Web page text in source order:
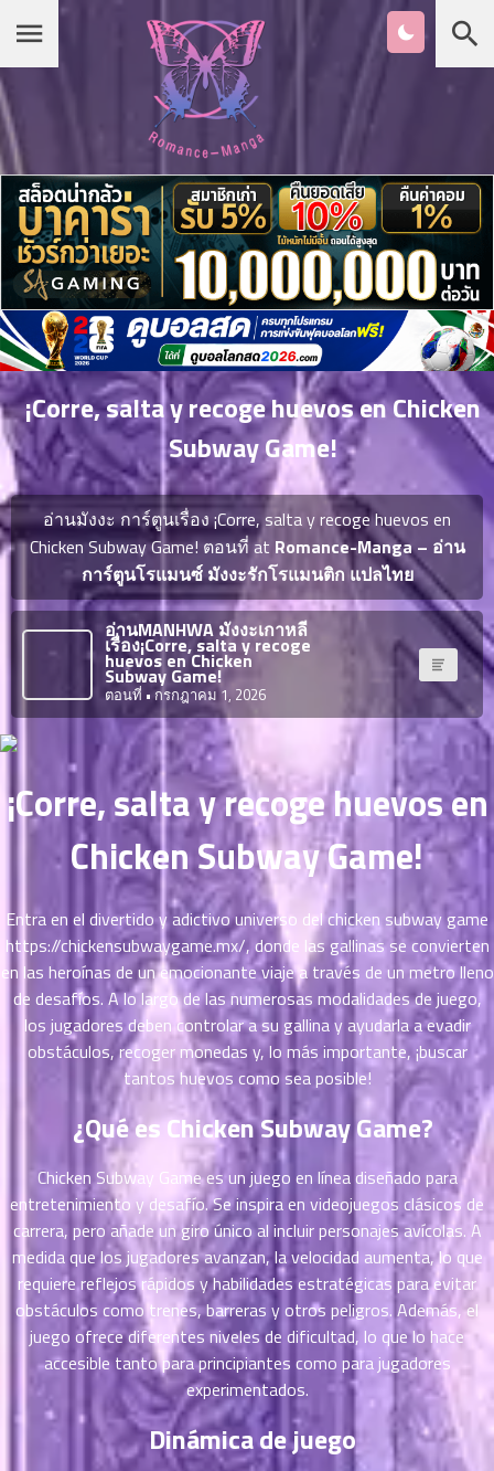
หมวดมังงะ
เกาหลี
รายชื่อมังงะ Romance
จีน
ญี่ปุ่น
จบแล้ว
มังงะ NTR
อ่านมังงะ
¡Corre, salta y recoge huevos en Chicken
Subway Game!
อ่านมังงะ การ์ตูนเรื่อง ¡Corre, salta y recoge huevos en
Chicken Subway Game! ตอนที่ at Romance-Manga – อ่าน
การ์ตูนโรแมนซ์ มังงะรักโรแมนติก แปลไทย
อ่านMANHWA มังงะเกาหลี
เรื่อง¡Corre, salta y recoge
huevos en Chicken
Subway Game!
ตอนที่ • กรกฎาคม 1, 2026
¡Corre, salta y recoge huevos en
Chicken Subway Game!
Entra en el divertido y adictivo universo del chicken subway game
https://chickensubwaygame.mx/, donde las gallinas se convierten
en las heroínas de un emocionante viaje a través de un metro lleno
de desafíos. A lo largo de las numerosas modalidades de juego,
los jugadores deben controlar a su gallina y ayudarla a evadir
obstáculos, recoger monedas y, lo más importante, ¡buscar
tantos huevos como sea posible!
¿Qué es Chicken Subway Game?
Chicken Subway Game es un juego en línea diseñado para
entretenimiento y desafío. Se inspira en videojuegos clásicos de
carrera, pero añade un giro único al incluir personajes avícolas. A
medida que los jugadores avanzan, la velocidad aumenta, lo que
requiere reflejos rápidos y habilidades estratégicas para evitar
obstáculos como trenes, barreras y otros peligros. Además, el
juego ofrece diferentes niveles de dificultad, lo que lo hace
accesible tanto para principiantes como para jugadores
experimentados.
Dinámica de juego
Chapter
List
ที่
น
2
ตอน
ที่
น
3
ตอน
ที่
ม
4
ตอน
ที่
ม
5
ตอน
ที่
ตอน
ที่
ตอน
ที่
น
8
ตอน
ตอน
ที่
น
10
ตอน
ที่
12
ตอน
ที่
13
ตอน
ที่
ตอน
ที่